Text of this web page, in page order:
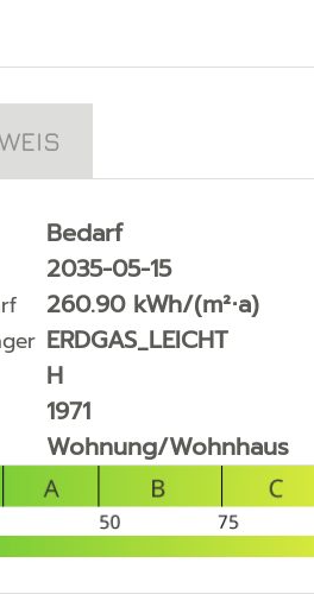
Bedarf
2035-05-15
260.90 kWh/(m²⋅a)
ERDGAS_LEICHT
H
1971
Wohnung/Wohnhaus